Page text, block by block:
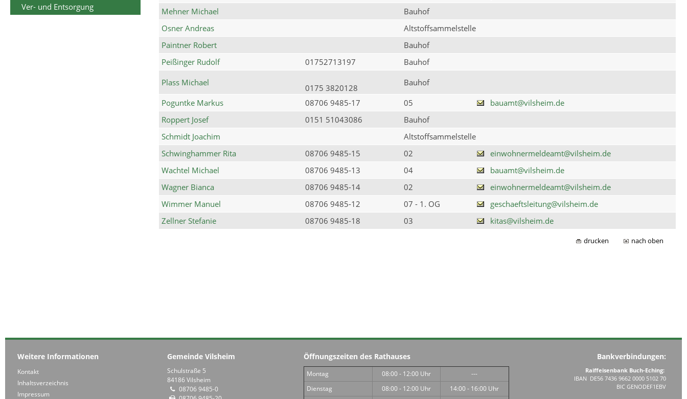
Ver- und Entsorgung
Mehner Michael
Bauhof
Osner Andreas
Altstoffsammelstelle
Paintner Robert
Bauhof
Peißinger Rudolf
01752713197
Bauhof
Plass Michael
0175 3820128
Bauhof
Poguntke Markus
08706 9485-17 05
bauamt@vilsheim.de
Roppert Josef
0151 51043086
Bauhof
Schmidt Joachim
Altstoffsammelstelle
Schwinghammer Rita
08706 9485-15 02
einwohnermeldeamt@vilsheim.de
Wachtel Michael
08706 9485-13 04
bauamt@vilsheim.de
Wagner Bianca
08706 9485-14 02
einwohnermeldeamt@vilsheim.de
Wimmer Manuel
08706 9485-12 07 - 1. OG
geschaeftsleitung@vilsheim.de
Zellner Stefanie
08706 9485-18 03 kitas@vilsheim.de
drucken nach oben
Weitere Informationen
Kontakt
Inhaltsverzeichnis
Impressum
Gemeinde Vilsheim
Schulstraße 5
84186 Vilsheim
08706 9485-0
Öffnungszeiten des Rathauses
Montag 08:00 - 12:00 Uhr
---
Dienstag
08:00 - 12:00 Uhr
14:00 - 16:00 Uhr
Bankverbindungen:
Raiffeisenbank Buch-Eching:
IBAN DE56 7436 9662 0000 5102 70
BIC GENODEF1EBV